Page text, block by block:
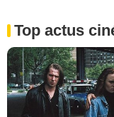
Top actus